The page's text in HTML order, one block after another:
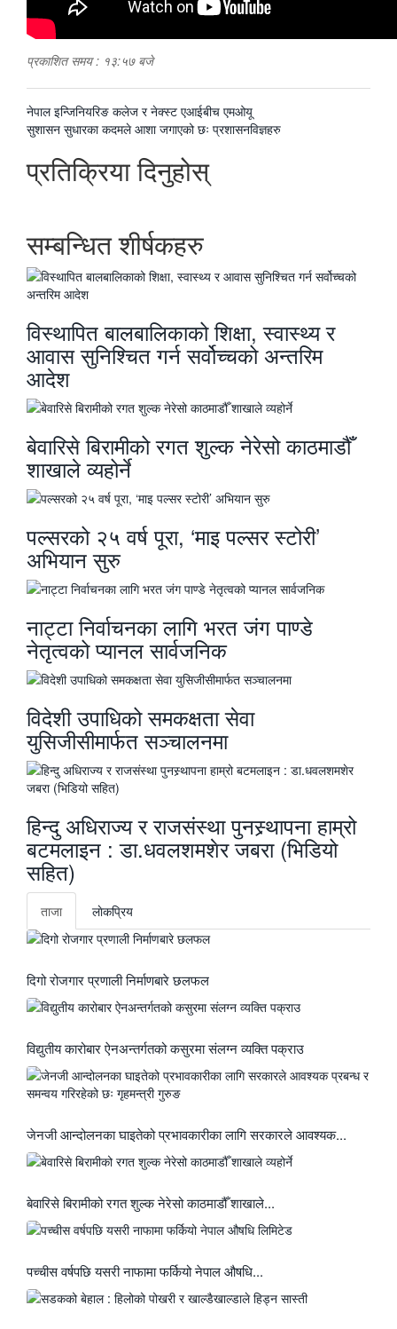
प्रकाशित समय : १३:५७ बजे
पछिल्लाे
-
नेपाल इन्जिनियरिङ कलेज र नेक्स्ट एआईबीच एमओयू
अघिल्लाे
सुशासन सुधारका कदमले आशा जगाएको छः प्रशासनविज्ञहरु
प्रतिक्रिया दिनुहोस्
सम्बन्धित शीर्षकहरु
विस्थापित बालबालिकाको शिक्षा, स्वास्थ्य र
आवास सुनिश्चित गर्न सर्वोच्चको अन्तरिम
आदेश
बेवारिसे बिरामीको रगत शुल्क नेरेसो काठमाडौँ
शाखाले व्यहोर्ने
पल्सरको २५ वर्ष पूरा, ‘माइ पल्सर स्टोरी’
अभियान सुरु
नाट्टा निर्वाचनका लागि भरत जंग पाण्डे
नेतृत्वको प्यानल सार्वजनिक
विदेशी उपाधिको समकक्षता सेवा
युसिजीसीमार्फत सञ्चालनमा
हिन्दु अधिराज्य र राजसंस्था पुनस्र्थापना हाम्रो
बटमलाइन : डा.धवलशमशेर जबरा (भिडियो
सहित)
ताजा लाेकप्रिय
दिगो रोजगार प्रणाली निर्माणबारे छलफल
विद्युतीय कारोबार ऐनअन्तर्गतको कसुरमा संलग्न व्यक्ति पक्राउ
जेनजी आन्दोलनका घाइतेको प्रभावकारीका लागि सरकारले आवश्यक...
बेवारिसे बिरामीको रगत शुल्क नेरेसो काठमाडौँ शाखाले...
पच्चीस वर्षपछि यसरी नाफामा फर्कियो नेपाल औषधि...